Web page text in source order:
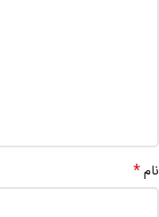
نام*